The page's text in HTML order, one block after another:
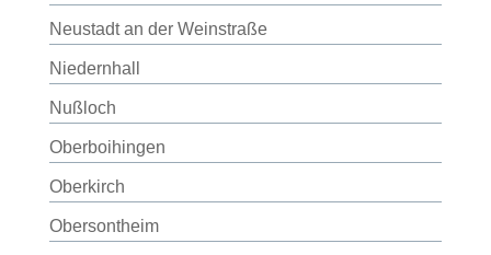
Neustadt an der Weinstraße
Niedernhall
Nußloch
Oberboihingen
Oberkirch
Obersontheim